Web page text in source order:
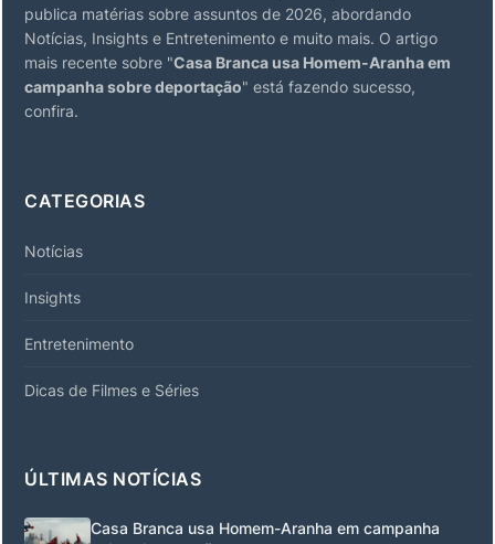
publica matérias sobre assuntos de 2026, abordando
Notícias, Insights e Entretenimento e muito mais. O artigo
mais recente sobre "Casa Branca usa Homem-Aranha em
campanha sobre deportação" está fazendo sucesso,
confira.
CATEGORIAS
Notícias
Insights
Entretenimento
Dicas de Filmes e Séries
ÚLTIMAS NOTÍCIAS
Casa Branca usa Homem-Aranha em campanha